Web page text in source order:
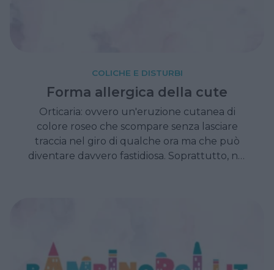
COLICHE E DISTURBI
Forma allergica della cute
Orticaria: ovvero un'eruzione cutanea di
colore roseo che scompare senza lasciare
traccia nel giro di qualche ora ma che può
diventare davvero fastidiosa. Soprattutto, nei